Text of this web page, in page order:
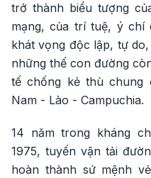
trở thành biểu tượng
mạng, của trí tuệ, ý chí
khát vọng độc lập, tự
những thế con đường
tế chống kẻ thù chung
Nam - Lào - Campuchia.
14 năm trong kháng
1975, tuyến vận tải
hoàn thành sứ mệnh